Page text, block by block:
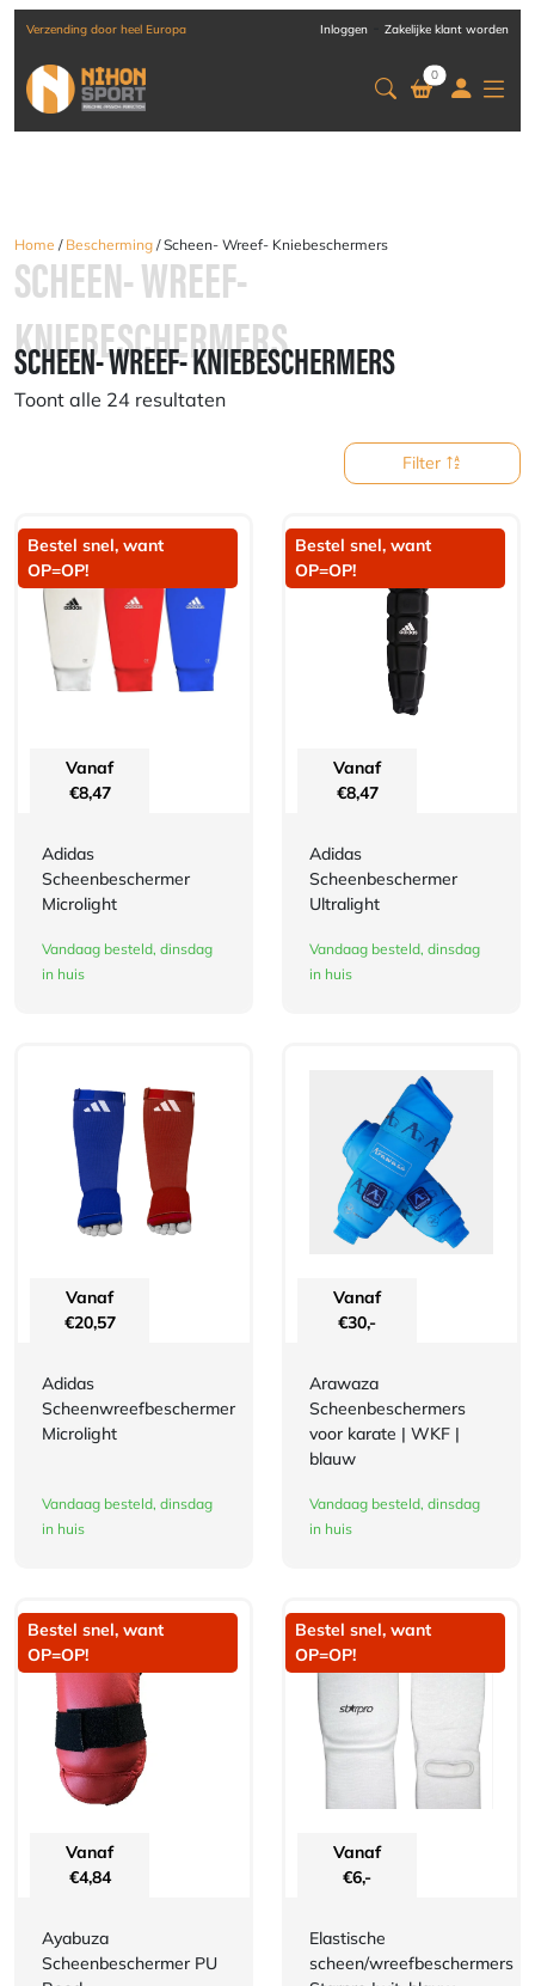
Verzending door heel Europa Inloggen Zakelijke klant worden
0
Home / Bescherming / Scheen- Wreef- Kniebeschermers
SCHEEN- WREEF-
KNIEBESCHERMERS
SCHEEN- WREEF- KNIEBESCHERMERS
Toont alle 24 resultaten
Filter
Bestel snel, want
OP=OP!
Vanaf
€8,47
Adidas
Scheenbeschermer
Microlight
Vandaag besteld, dinsdag
in huis
Bestel snel, want
OP=OP!
Vanaf
€8,47
Adidas
Scheenbeschermer
Ultralight
Vandaag besteld, dinsdag
in huis
Vanaf
€20,57
Adidas
Scheenwreefbeschermer
Microlight
Vandaag besteld, dinsdag
in huis
Vanaf
€30,-
Arawaza
Scheenbeschermers
voor karate | WKF |
blauw
Vandaag besteld, dinsdag
in huis
Bestel snel, want
OP=OP!
Vanaf
€4,84
Ayabuza
Scheenbeschermer PU
Bestel snel, want
OP=OP!
Vanaf
€6,-
Elastische
scheen/wreefbeschermers